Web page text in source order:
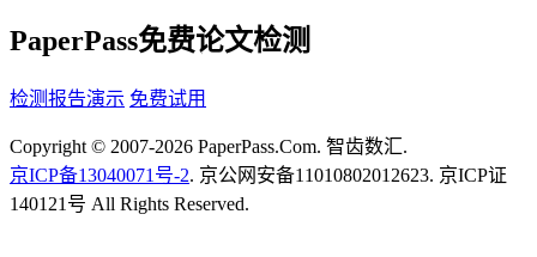
PaperPass免费论文检测
检测报告演示 免费试用
Copyright © 2007-2026 PaperPass.Com. 智齿数汇.
京ICP备13040071号-2. 京公网安备11010802012623. 京ICP证
140121号 All Rights Reserved.